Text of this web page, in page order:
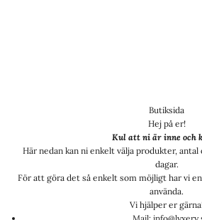
Butiksida
Hej på er!
Kul att ni är inne och
Här nedan kan ni enkelt välja produkter,
dagar.
För att göra det så enkelt som möjligt har vi
använda.
Vi hjälper er